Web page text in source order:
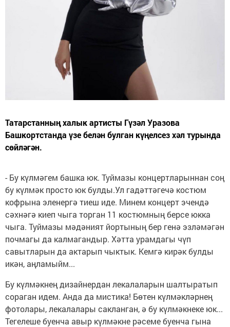
Татарстанның халык артисты Гүзәл Уразова
Башкортстанда үзе белән булган күңелсез хәл турында
сөйләгән.
- Бу күлмәгем башка юк. Туймазы концертларыннан соң
бу күлмәк просто юк булды.Ул гадәттәгечә костюм
кофрына эленергә тиеш иде. Минем концерт эчендә
сәхнәгә киеп чыга торган 11 костюмның берсе юкка
чыга. Туймазы мәдәният йортының бер генә эзләмәгән
почмагы да калмагандыр. Хәтта урамдагы чүп
савытларын да актарып чыктык. Кемгә кирәк булды
икән, аңламыйм...
Бу күлмәкнең дизайнердан лекалаларын шалтыратып
сораган идем. Анда да мистика! Бөтен күлмәкләрнең
фотолары, лекалалары сакланган, ә бу күлмәкнеке юк...
Тегелеше буенча авыр күлмәкне рәсеме буенча гына